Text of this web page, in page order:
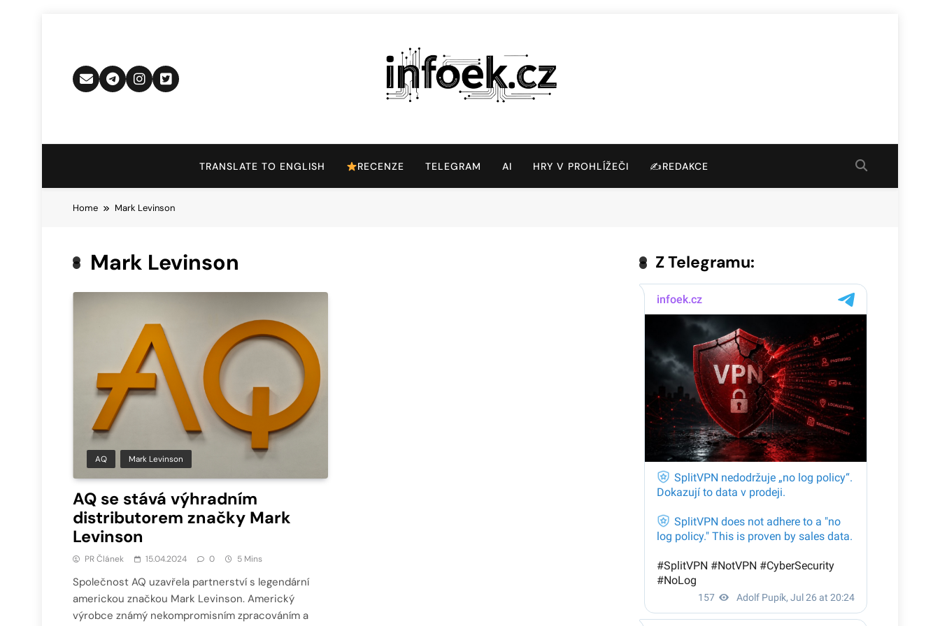
Infoek.cz
TRANSLATE TO ENGLISH RECENZE TELEGRAM AI HRY V PROHLÍŽEČI ✍️REDAKCE
Home Mark Levinson
Mark Levinson
AQ Mark Levinson
AQ se stává výhradním
distributorem značky Mark
Levinson
PR Článek 15.04.2024 0 5 Mins
Společnost AQ uzavřela partnerství s legendární
americkou značkou Mark Levinson. Americký
výrobce známý nekompromisním zpracováním a
Z Telegramu: